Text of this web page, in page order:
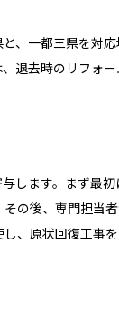
一都三県を
去時のリフォ
ます。まず
後、専門担
原状回復工